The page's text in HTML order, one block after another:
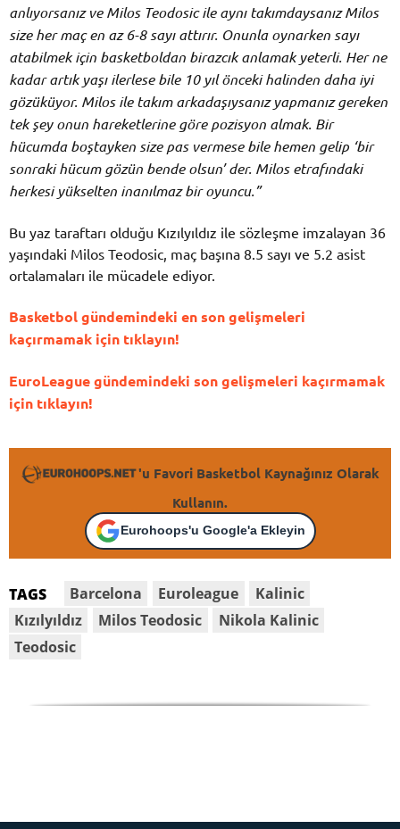
anlıyorsanız ve Milos Teodosic ile aynı takımdaysanız Milos
size her maç en az 6-8 sayı attırır. Onunla oynarken sayı
atabilmek için basketboldan birazcık anlamak yeterli. Her ne
kadar artık yaşı ilerlese bile 10 yıl önceki halinden daha iyi
gözüküyor. Milos ile takım arkadaşıysanız yapmanız gereken
tek şey onun hareketlerine göre pozisyon almak. Bir
hücumda boştayken size pas vermese bile hemen gelip ‘bir
sonraki hücum gözün bende olsun’ der. Milos etrafındaki
herkesi yükselten inanılmaz bir oyuncu.”
Bu yaz taraftarı olduğu Kızılyıldız ile sözleşme imzalayan 36
yaşındaki Milos Teodosic, maç başına 8.5 sayı ve 5.2 asist
ortalamaları ile mücadele ediyor.
Basketbol gündemindeki en son gelişmeleri
kaçırmamak için tıklayın!
EuroLeague gündemindeki son gelişmeleri kaçırmamak
için tıklayın!
'u Favori Basketbol Kaynağınız Olarak
Kullanın.
Eurohoops'u Google'a Ekleyin
TAGS Barcelona Euroleague
Kalinic
Kızılyıldız
Milos Teodosic
Nikola Kalinic
Teodosic